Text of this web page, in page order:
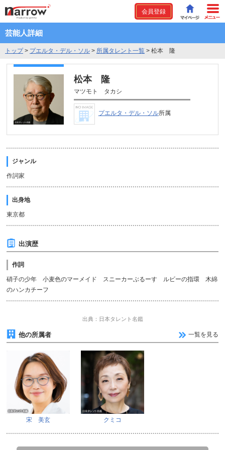
会員登録
芸能人詳細
トップ> プエルタ・デル・ソル > 所属タレント一覧 > 松本 隆
松本 隆
マツモト タカシ
プエルタ・デル・ソル所属
ジャンル
作詞家
出身地
東京都
出演歴
作詞
硝子の少年 小麦色のマーメイド スニーカーぶるーす ルビーの指環 木綿
のハンカチーフ
出典：日本タレント名鑑
他の所属者 一覧を見る
宋 美玄 クミコ